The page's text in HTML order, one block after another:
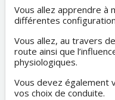
Vous allez apprendre à
différentes
Vous allez, au travers
route ainsi que
physiologiques.
Vous devez également
vos choix de conduite.